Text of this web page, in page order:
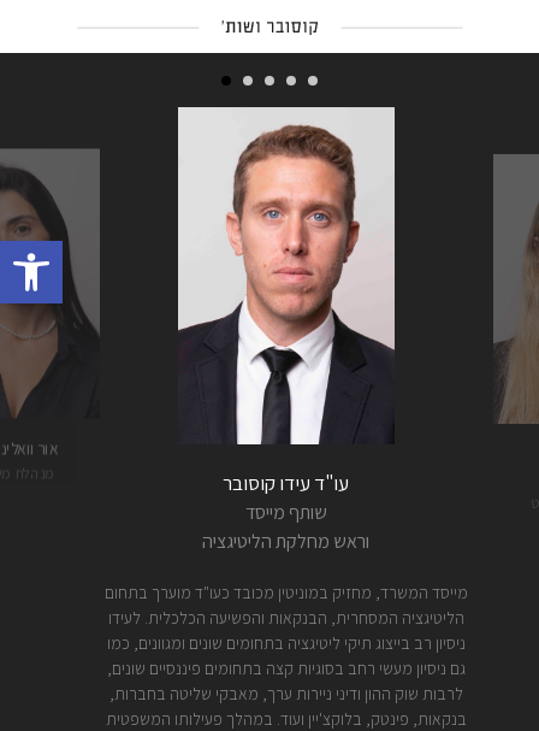
אור
מנהלת עו"ד עידו קוסובר
שותף מייסד
וראש מחלקת הליטיגציה
מייסד המשרד, מחזיק במוניטין מכובד כעו"ד מוערך בתחום
הליטיגציה המסחרית, הבנקאות והפשיעה הכלכלית. לעידו
ניסיון רב בייצוג תיקי ליטיגציה בתחומים שונים ומגוונים, כמו
גם ניסיון מעשי רחב בסוגיות קצה בתחומים פיננסיים שונים,
לרבות שוק ההון ודיני ניירות ערך, מאבקי שליטה בחברות,
בנקאות, פינטק, בלוקצ'יין ועוד. במהלך פעילותו המשפטית